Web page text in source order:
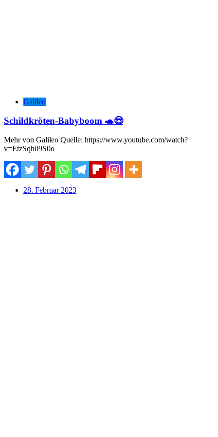
Galileo
Schildkröten-Babyboom 🐢😍
Mehr von Galileo Quelle: https://www.youtube.com/watch?
v=EtzSqh09S0o
28. Februar 2023